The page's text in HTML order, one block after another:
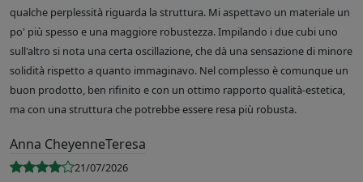
qualche perplessità riguarda la struttura. Mi aspettavo un materiale un
po' più spesso e una maggiore robustezza. Impilando i due cubi uno
sull'altro si nota una certa oscillazione, che dà una sensazione di minore
solidità rispetto a quanto immaginavo. Nel complesso è comunque un
buon prodotto, ben rifinito e con un ottimo rapporto qualità-estetica,
ma con una struttura che potrebbe essere resa più robusta.
Anna CheyenneTeresa
21/07/2026